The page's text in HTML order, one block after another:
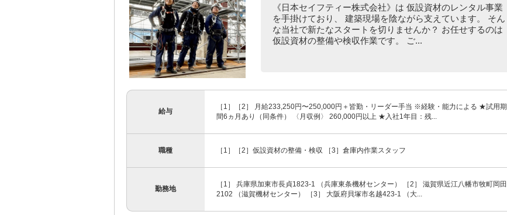
《日本セイフティー株式会社》は 仮設資材のレンタル事業
を手掛けており、 建築現場を陰ながら支えています。 そん
な当社で新たなスタートを切りませんか？ お任せするのは
仮設資材の整備や検収作業です。 ご...
給与
［1］［2］ 月給233,250円〜250,000円＋皆勤・リーダー手当 ※経験・能力による ★試用期
間6ヵ月あり（同条件） 〈月収例〉 260,000円以上 ★入社1年目：残...
職種 ［1］［2］仮設資材の整備・検収 ［3］倉庫内作業スタッフ
勤務地
［1］ 兵庫県加東市長貞1823-1 （兵庫東条機材センター） ［2］ 滋賀県近江八幡市牧町岡田
2102 （滋賀機材センター） ［3］ 大阪府貝塚市名越423-1 （大...